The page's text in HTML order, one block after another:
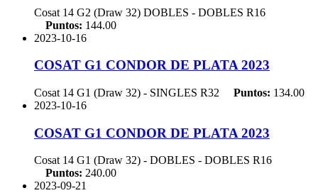
Cosat 14 G2 (Draw 32) DOBLES - DOBLES R16
Puntos: 144.00
2023-10-16
COSAT G1 CONDOR DE PLATA 2023
Cosat 14 G1 (Draw 32) - SINGLES R32 Puntos: 134.00
2023-10-16
COSAT G1 CONDOR DE PLATA 2023
Cosat 14 G1 (Draw 32) - DOBLES - DOBLES R16
Puntos: 240.00
2023-09-21